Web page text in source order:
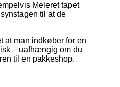
Meleret tapet
til at de
man indkøber for en
– uafhængig om du
til en pakkeshop.